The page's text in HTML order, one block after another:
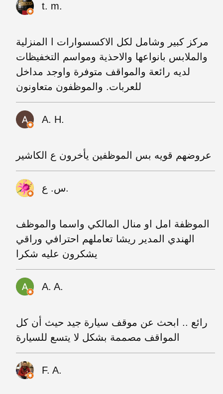
t. m.
مركز كبير وشامل لكل الاكسسوارات ا المنزلية
والملابس بانواعها والاحذية ومواسم التخفيظات
لديه رائعة والمواقف متوفرة واوجد مداخل
للعربات. والموظفون متعاونون
A. H.
عروضهم قويه بس الموظفين يأخرون ع الكاشير
س. ع.
الموظفة امل او منال المالكي واسما والموظف
الهندي المدير ريشا تعاملهم احترافي وراقي
يشكرون عليه شكرا
A. A.
رائع .. ابحث عن موقف سيارة جيد حيث أن كل
المواقف مصممة بشكل لا يتسع للسيارة
F. A.